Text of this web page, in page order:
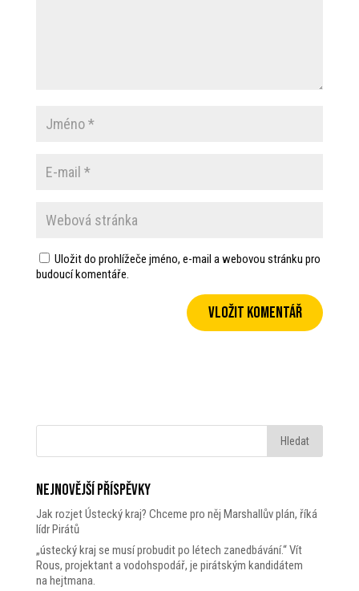
Uložit do prohlížeče jméno, e-mail a webovou stránku pro
budoucí komentáře.
Nejnovější příspěvky
Jak rozjet Ústecký kraj? Chceme pro něj Marshallův plán, říká
lídr Pirátů
„ústecký kraj se musí probudit po létech zanedbávání.“ Vít
Rous, projektant a vodohspodář, je pirátským kandidátem
na hejtmana.